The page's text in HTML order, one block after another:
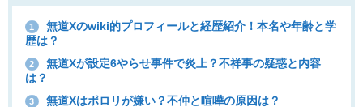
1
無道Xのwiki的プロフィールと経歴紹介！本名や年齢と学
歴は？
2
無道Xが設定6やらせ事件で炎上？不祥事の疑惑と内容
は？
3 無道Xはポロリが嫌い？不仲と喧嘩の原因は？